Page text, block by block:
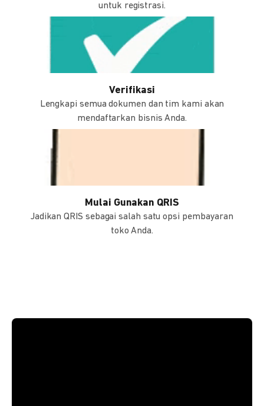
untuk registrasi.
Verifikasi
Lengkapi semua dokumen dan tim kami akan
mendaftarkan bisnis Anda.
Mulai Gunakan QRIS
Jadikan QRIS sebagai salah satu opsi pembayaran
toko Anda.